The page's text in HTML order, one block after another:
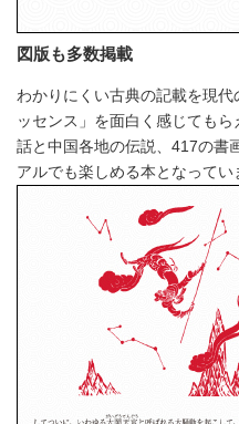
図版も多数掲載
わかりにくい古典の記載を現
ッセンス」を面白く感じても
話と中国各地の伝説、417の書
アルでも楽しめる本となってい